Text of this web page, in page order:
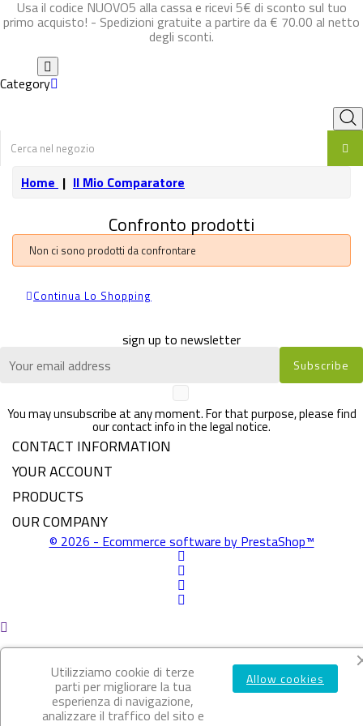
Usa il codice NUOVO5 alla cassa e ricevi 5€ di sconto sul tuo
primo acquisto! - Spedizioni gratuite a partire da € 70.00 al netto
degli sconti.
Category
Home Il Mio Comparatore
Confronto prodotti
Non ci sono prodotti da confrontare
Continua Lo Shopping
sign up to newsletter
You may unsubscribe at any moment. For that purpose, please find
our contact info in the legal notice.
CONTACT INFORMATION
YOUR ACCOUNT
PRODUCTS
OUR COMPANY
© 2026 - Ecommerce software by PrestaShop™
Caponata Di Melanzane - 280g
Utilizziamo cookie di terze
parti per migliorare la tua
esperienza di navigazione,
analizzare il traffico del sito e
Allow cookies